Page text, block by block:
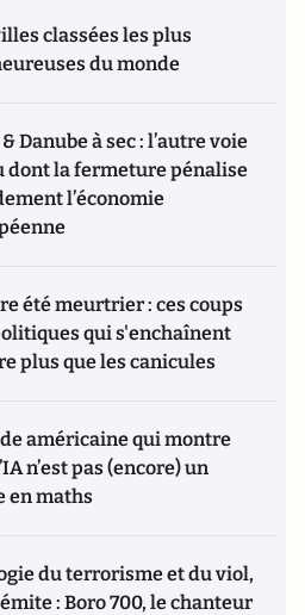
classées les plus
du monde
Danube à sec : l’autre voie
dont la fermeture pénalise
l’économie
été meurtrier : ces coups
qui s'enchaînent
plus que les canicules
américaine qui montre
n’est pas (encore) un
en maths
du terrorisme et du viol,
: Boro 700, le chanteur